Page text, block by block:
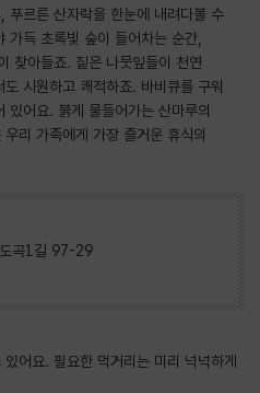
푸르른 산자락을 한눈에 내려다볼 수
가득 초록빛 숲이 들어차는 순간,
찾아들죠. 짙은 나뭇잎들이 천연
시원하고 쾌적하죠. 바비큐를 구워
있어요. 붉게 물들어가는 산마루의
리 가족에게 가장 즐거운 휴식의
곡1길 97-29
어요. 필요한 먹거리는 미리 넉넉하게